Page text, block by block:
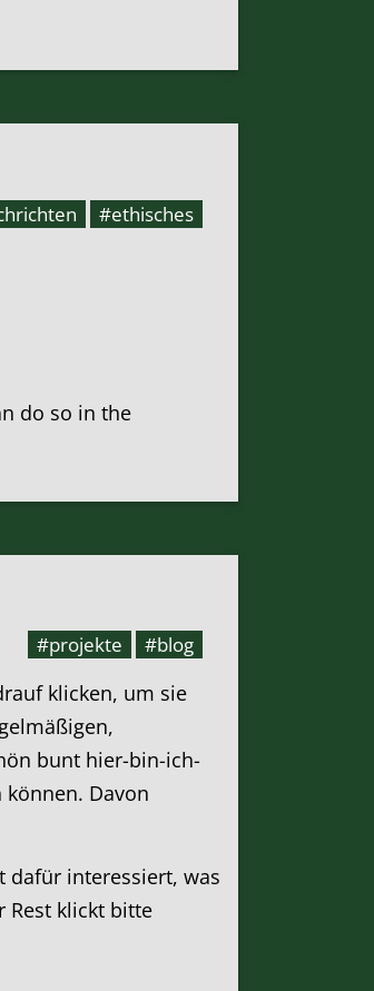
#ethisches
do so in the
#projekte
#blog
klicken, um sie
bunt hier-bin-ich-
Davon
dafür interessiert, was
Rest klickt bitte